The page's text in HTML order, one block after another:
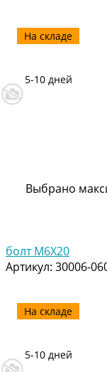
На складе
5-10 дней
Выбрано
болт M6X20
Артикул: 30006-
На складе
5-10 дней